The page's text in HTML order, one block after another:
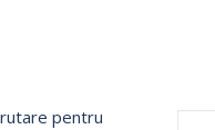
pentru